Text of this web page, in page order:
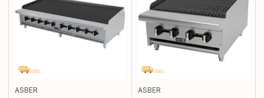
ASBER ASBER